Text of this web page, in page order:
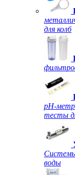
для колб
рН-
тесты
воды